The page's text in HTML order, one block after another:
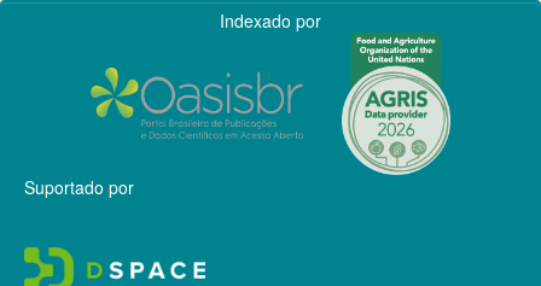
Indexado por
Suportado por